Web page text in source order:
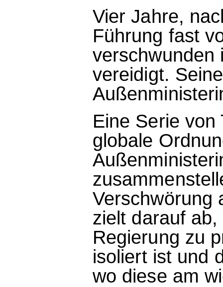
Vier Jahre,
Führung fast
verschwunden
vereidigt.
Eine Serie
globale
Verschwörung
zielt darauf
Regierung zu
isoliert ist und
wo diese am